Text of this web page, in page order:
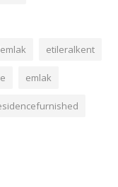
etileralkent
emlak